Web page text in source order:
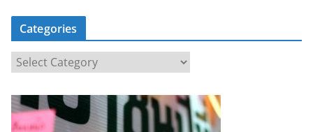
Categories
t
e